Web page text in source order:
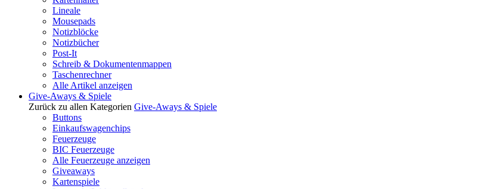
Lineale
Mousepads
Notizblöcke
Notizbücher
Post-It
Schreib & Dokumentenmappen
Taschenrechner
Alle Artikel anzeigen
Give-Aways & Spiele
Zurück zu allen Kategorien Give-Aways & Spiele
Buttons
Einkaufswagenchips
Feuerzeuge
BIC Feuerzeuge
Alle Feuerzeuge anzeigen
Giveaways
Kartenspiele